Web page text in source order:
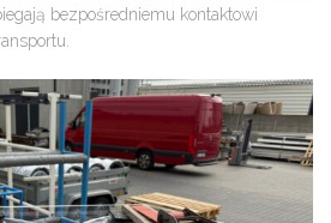
bezpośredniemu kontaktowi